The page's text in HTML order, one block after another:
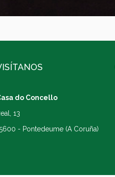
do Concello
13
- Pontedeume (A Coruña)